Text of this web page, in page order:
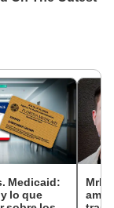
Medicaid:
lo que